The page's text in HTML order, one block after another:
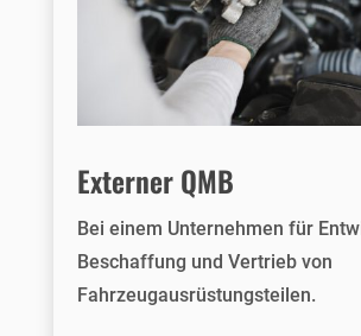
Externer QMB
Bei einem Unternehmen für
Beschaffung und Vertrieb von
Fahrzeugausrüstungsteilen.